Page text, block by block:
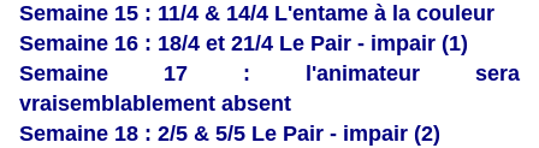
Semaine 15 : 11/4 & 14/4 L'entame à la couleur
Semaine 16 : 18/4 et 21/4 Le Pair - impair (1)
Semaine 17 : l'animateur sera
vraisemblablement absent
Semaine 18 : 2/5 & 5/5 Le Pair - impair (2)